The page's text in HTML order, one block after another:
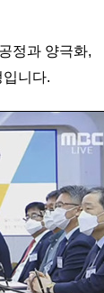
정과 양극화,
니다.